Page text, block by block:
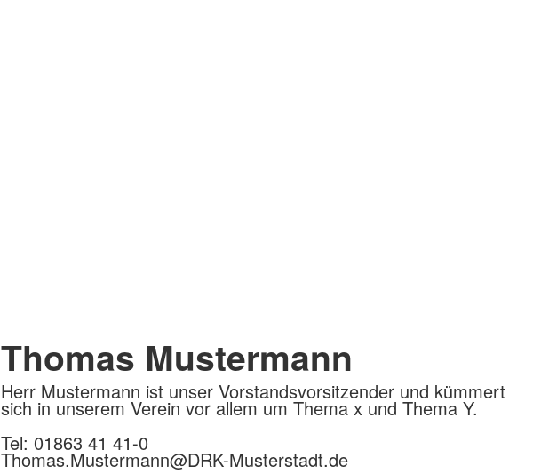
Thomas Mustermann
Herr Mustermann ist unser Vorstandsvorsitzender und kümmert
sich in unserem Verein vor allem um Thema x und Thema Y.
Tel: 01863 41 41-0
Thomas.Mustermann@DRK-Musterstadt.de